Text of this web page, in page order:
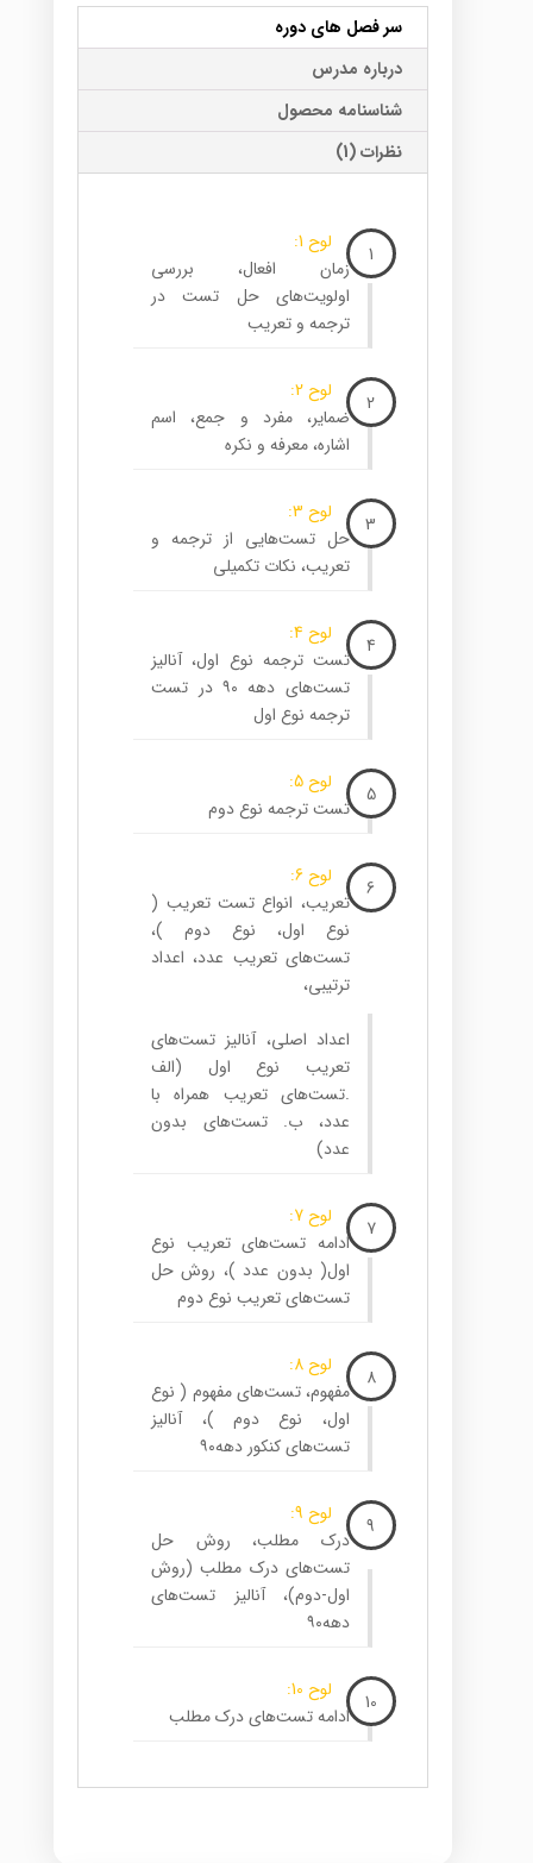
سر فصل های دوره
درباره مدرس
شناسنامه محصول
نظرات (1)
1
لوح 1:
زمان افعال، بررسی
اولویت‌های حل تست ‌در
ترجمه و تعریب
2
لوح 2:
ضمایر، مفرد و جمع، اسم
اشاره، معرفه و نکره
3
لوح 3:
حل تست‌هایی از ترجمه و
تعریب، نکات تکمیلی
4
لوح 4:
تست ترجمه نوع اول، آنالیز
تست‌های دهه ۹۰ در تست
ترجمه نوع اول
5
لوح 5:
تست ترجمه نوع دوم
6
لوح 6:
تعریب، انواع تست تعریب (
نوع اول، نوع دوم )،
تست‌های تعریب عدد، اعداد
ترتیبی،
اعداد اصلی، آنالیز تست‌های
تعریب نوع اول (الف
.تست‌های تعریب همراه با
عدد، ب. تست‌های بدون
عدد)
7
لوح 7:
ادامه تست‌های تعریب نوع
اول( بدون عدد )، روش حل
تست‌های تعریب نوع دوم
8
لوح 8:
مفهوم، تست‌های مفهوم ( نوع
اول، نوع دوم )، آنالیز
تست‌های کنکور دهه۹۰
9
لوح 9:
درک مطلب، روش حل
تست‌های درک مطلب (روش
اول-دوم)، آنالیز تست‌های
دهه۹۰
10
لوح 10:
ادامه تست‌های درک مطلب